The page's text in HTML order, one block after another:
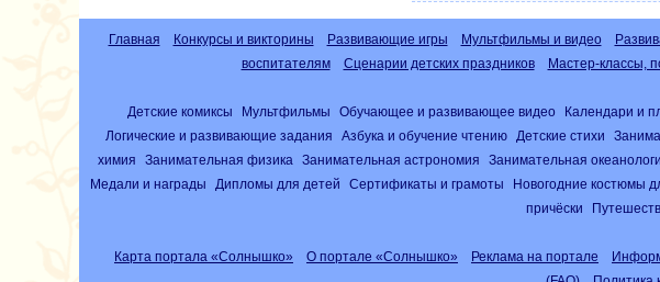
Главная Конкурсы и викторины Развивающие игры Мультфильмы и видео
воспитателям
Сценарии детских праздников Мастер-классы,
Детские комиксы Мультфильмы Обучающее и развивающее видео Календари и
Логические и развивающие задания
Азбука и обучение чтению Детские стихи
химия
Занимательная физика Занимательная астрономия Занимательная
Медали и награды
Дипломы для детей Сертификаты и грамоты Новогодние костюмы
причёски
Карта портала «Солнышко» О портале «Солнышко» Реклама на портале